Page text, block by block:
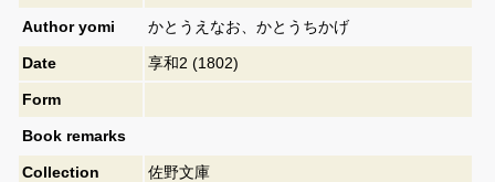
Author yomi かとうえなお、かとうちかげ
Date 享和2 (1802)
Form
Book remarks
Collection 佐野文庫